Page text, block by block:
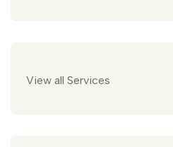
View all Services